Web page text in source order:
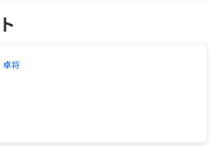
卓将